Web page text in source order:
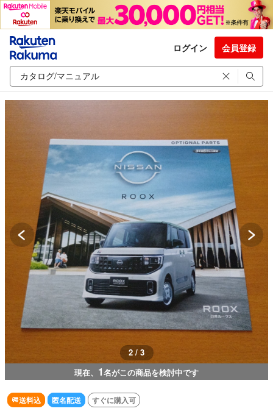
ログイン 会員登録
2 / 3
現在、 1名がこの商品を検討中です
送料込 匿名配送 すぐに購入可